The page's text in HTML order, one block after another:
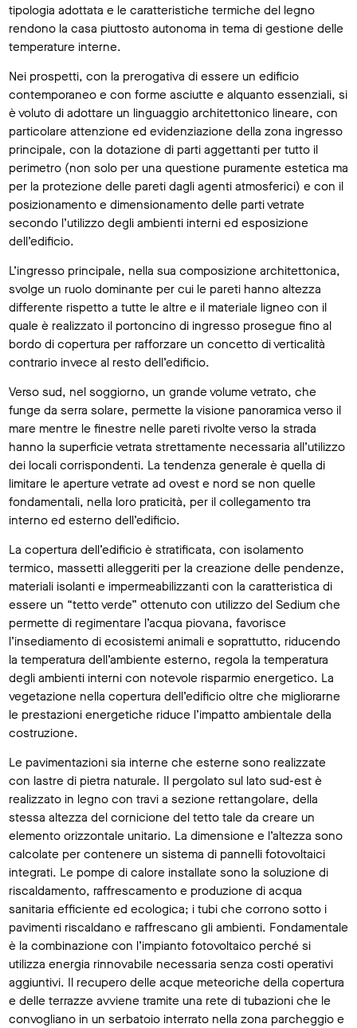
tipologia adottata e le caratteristiche termiche del legno
rendono la casa piuttosto autonoma in tema di gestione delle
temperature interne.
Nei prospetti, con la prerogativa di essere un edificio
contemporaneo e con forme asciutte e alquanto essenziali, si
è voluto di adottare un linguaggio architettonico lineare, con
particolare attenzione ed evidenziazione della zona ingresso
principale, con la dotazione di parti aggettanti per tutto il
perimetro (non solo per una questione puramente estetica ma
per la protezione delle pareti dagli agenti atmosferici) e con il
posizionamento e dimensionamento delle parti vetrate
secondo l’utilizzo degli ambienti interni ed esposizione
dell’edificio.
L’ingresso principale, nella sua composizione architettonica,
svolge un ruolo dominante per cui le pareti hanno altezza
differente rispetto a tutte le altre e il materiale ligneo con il
quale è realizzato il portoncino di ingresso prosegue fino al
bordo di copertura per rafforzare un concetto di verticalità
contrario invece al resto dell’edificio.
Verso sud, nel soggiorno, un grande volume vetrato, che
funge da serra solare, permette la visione panoramica verso il
mare mentre le finestre nelle pareti rivolte verso la strada
hanno la superficie vetrata strettamente necessaria all’utilizzo
dei locali corrispondenti. La tendenza generale è quella di
limitare le aperture vetrate ad ovest e nord se non quelle
fondamentali, nella loro praticità, per il collegamento tra
interno ed esterno dell’edificio.
La copertura dell’edificio è stratificata, con isolamento
termico, massetti alleggeriti per la creazione delle pendenze,
materiali isolanti e impermeabilizzanti con la caratteristica di
essere un “tetto verde” ottenuto con utilizzo del Sedium che
permette di regimentare l’acqua piovana, favorisce
l’insediamento di ecosistemi animali e soprattutto, riducendo
la temperatura dell’ambiente esterno, regola la temperatura
degli ambienti interni con notevole risparmio energetico. La
vegetazione nella copertura dell’edificio oltre che migliorarne
le prestazioni energetiche riduce l’impatto ambientale della
costruzione.
Le pavimentazioni sia interne che esterne sono realizzate
con lastre di pietra naturale. Il pergolato sul lato sud-est è
realizzato in legno con travi a sezione rettangolare, della
stessa altezza del cornicione del tetto tale da creare un
elemento orizzontale unitario. La dimensione e l’altezza sono
calcolate per contenere un sistema di pannelli fotovoltaici
integrati. Le pompe di calore installate sono la soluzione di
riscaldamento, raffrescamento e produzione di acqua
sanitaria efficiente ed ecologica; i tubi che corrono sotto i
pavimenti riscaldano e raffrescano gli ambienti. Fondamentale
è la combinazione con l’impianto fotovoltaico perché si
utilizza energia rinnovabile necessaria senza costi operativi
aggiuntivi. Il recupero delle acque meteoriche della copertura
e delle terrazze avviene tramite una rete di tubazioni che le
convogliano in un serbatoio interrato nella zona parcheggio e